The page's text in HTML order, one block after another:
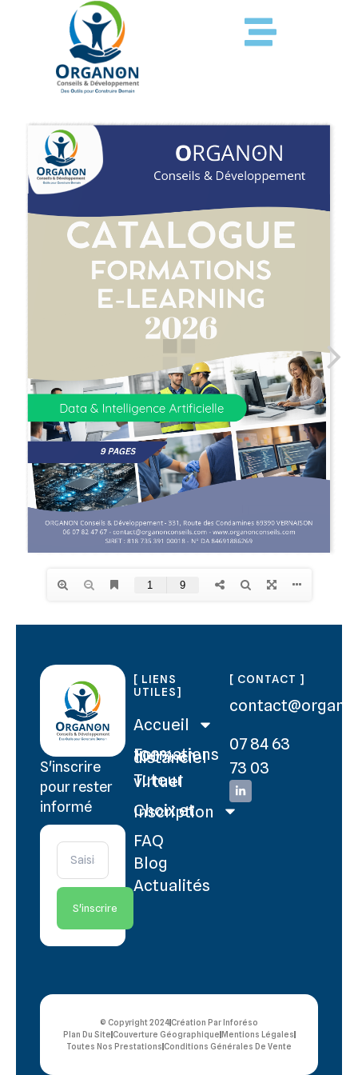
S'inscrire
pour rester
informé
S'inscrire
[ LIENS
UTILES]
Accueil
Formations 100% en distanciel
Tuteur virtuel
Choix et Inscription
FAQ
Blog
Actualités
[ CONTACT ]
07 84 63
73 03
© Copyright 2024 Création Par Inforéso
Plan Du Site Couverture Géographique Mentions Légales
Toutes Nos Prestations Conditions Générales De Vente